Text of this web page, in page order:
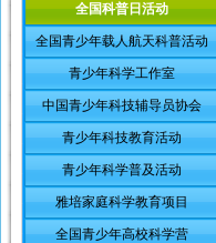
全国科普日活动
全国青少年载人航天科普活动
青少年科学工作室
中国青少年科技辅导员协会
青少年科技教育活动
青少年科学普及活动
雅培家庭科学教育项目
全国青少年高校科学营